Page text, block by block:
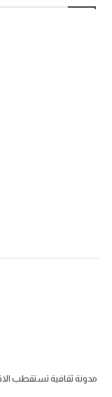
مدونة ثقافية تستقطب